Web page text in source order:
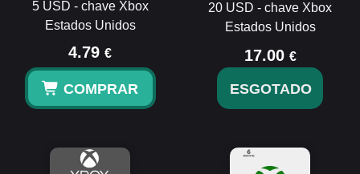
5 USD - chave Xbox
Estados Unidos
4.79 €
COMPRAR
20 USD - chave Xbox
Estados Unidos
17.00 €
ESGOTADO